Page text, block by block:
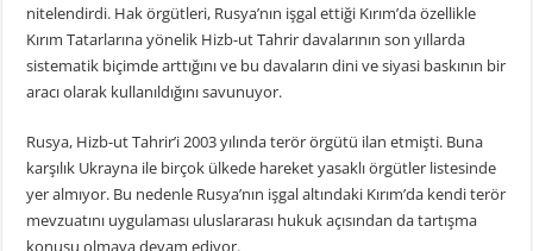
nitelendirdi. Hak örgütleri, Rusya’nın işgal ettiği Kırım’da özellikle
Kırım Tatarlarına yönelik Hizb-ut Tahrir davalarının son yıllarda
sistematik biçimde arttığını ve bu davaların dini ve siyasi baskının bir
aracı olarak kullanıldığını savunuyor.
Rusya, Hizb-ut Tahrir’i 2003 yılında terör örgütü ilan etmişti. Buna
karşılık Ukrayna ile birçok ülkede hareket yasaklı örgütler listesinde
yer almıyor. Bu nedenle Rusya’nın işgal altındaki Kırım’da kendi terör
mevzuatını uygulaması uluslararası hukuk açısından da tartışma
konusu olmaya devam ediyor.